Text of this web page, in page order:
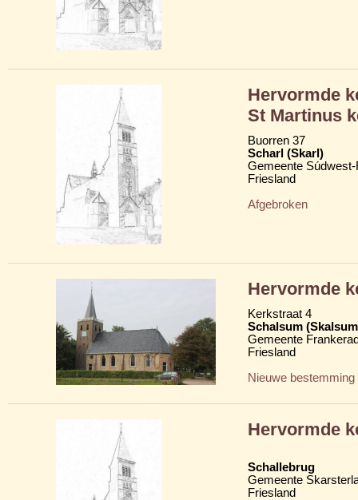
Hervormde
St Martinus
Buorren 37
Scharl (Skarl)
Gemeente
Friesland
Afgebroken
Hervormde
Kerkstraat 4
Schalsum
Gemeente
Friesland
Nieuwe bestemming
Hervormde
Schallebrug
Gemeente
Friesland